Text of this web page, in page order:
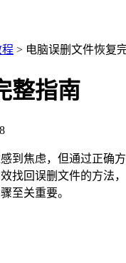
> 电脑误删文件恢复
整指南
到焦虑，但通过正确
找回误删文件的方法
至关重要。